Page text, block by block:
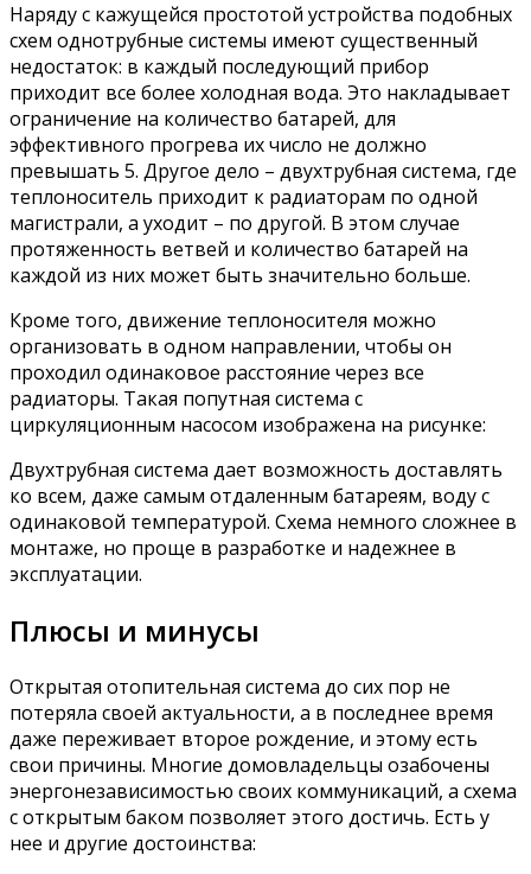
Наряду с кажущейся простотой устройства подобных
схем однотрубные системы имеют существенный
недостаток: в каждый последующий прибор
приходит все более холодная вода. Это накладывает
ограничение на количество батарей, для
эффективного прогрева их число не должно
превышать 5. Другое дело – двухтрубная система, где
теплоноситель приходит к радиаторам по одной
магистрали, а уходит – по другой. В этом случае
протяженность ветвей и количество батарей на
каждой из них может быть значительно больше.
Кроме того, движение теплоносителя можно
организовать в одном направлении, чтобы он
проходил одинаковое расстояние через все
радиаторы. Такая попутная система с
циркуляционным насосом изображена на рисунке:
Двухтрубная система дает возможность доставлять
ко всем, даже самым отдаленным батареям, воду с
одинаковой температурой. Схема немного сложнее в
монтаже, но проще в разработке и надежнее в
эксплуатации.
Плюсы и минусы
Открытая отопительная система до сих пор не
потеряла своей актуальности, а в последнее время
даже переживает второе рождение, и этому есть
свои причины. Многие домовладельцы озабочены
энергонезависимостью своих коммуникаций, а схема
с открытым баком позволяет этого достичь. Есть у
нее и другие достоинства: